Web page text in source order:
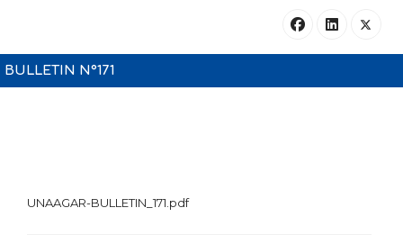
BULLETIN N°171
UNAAGAR-BULLETIN_171.pdf